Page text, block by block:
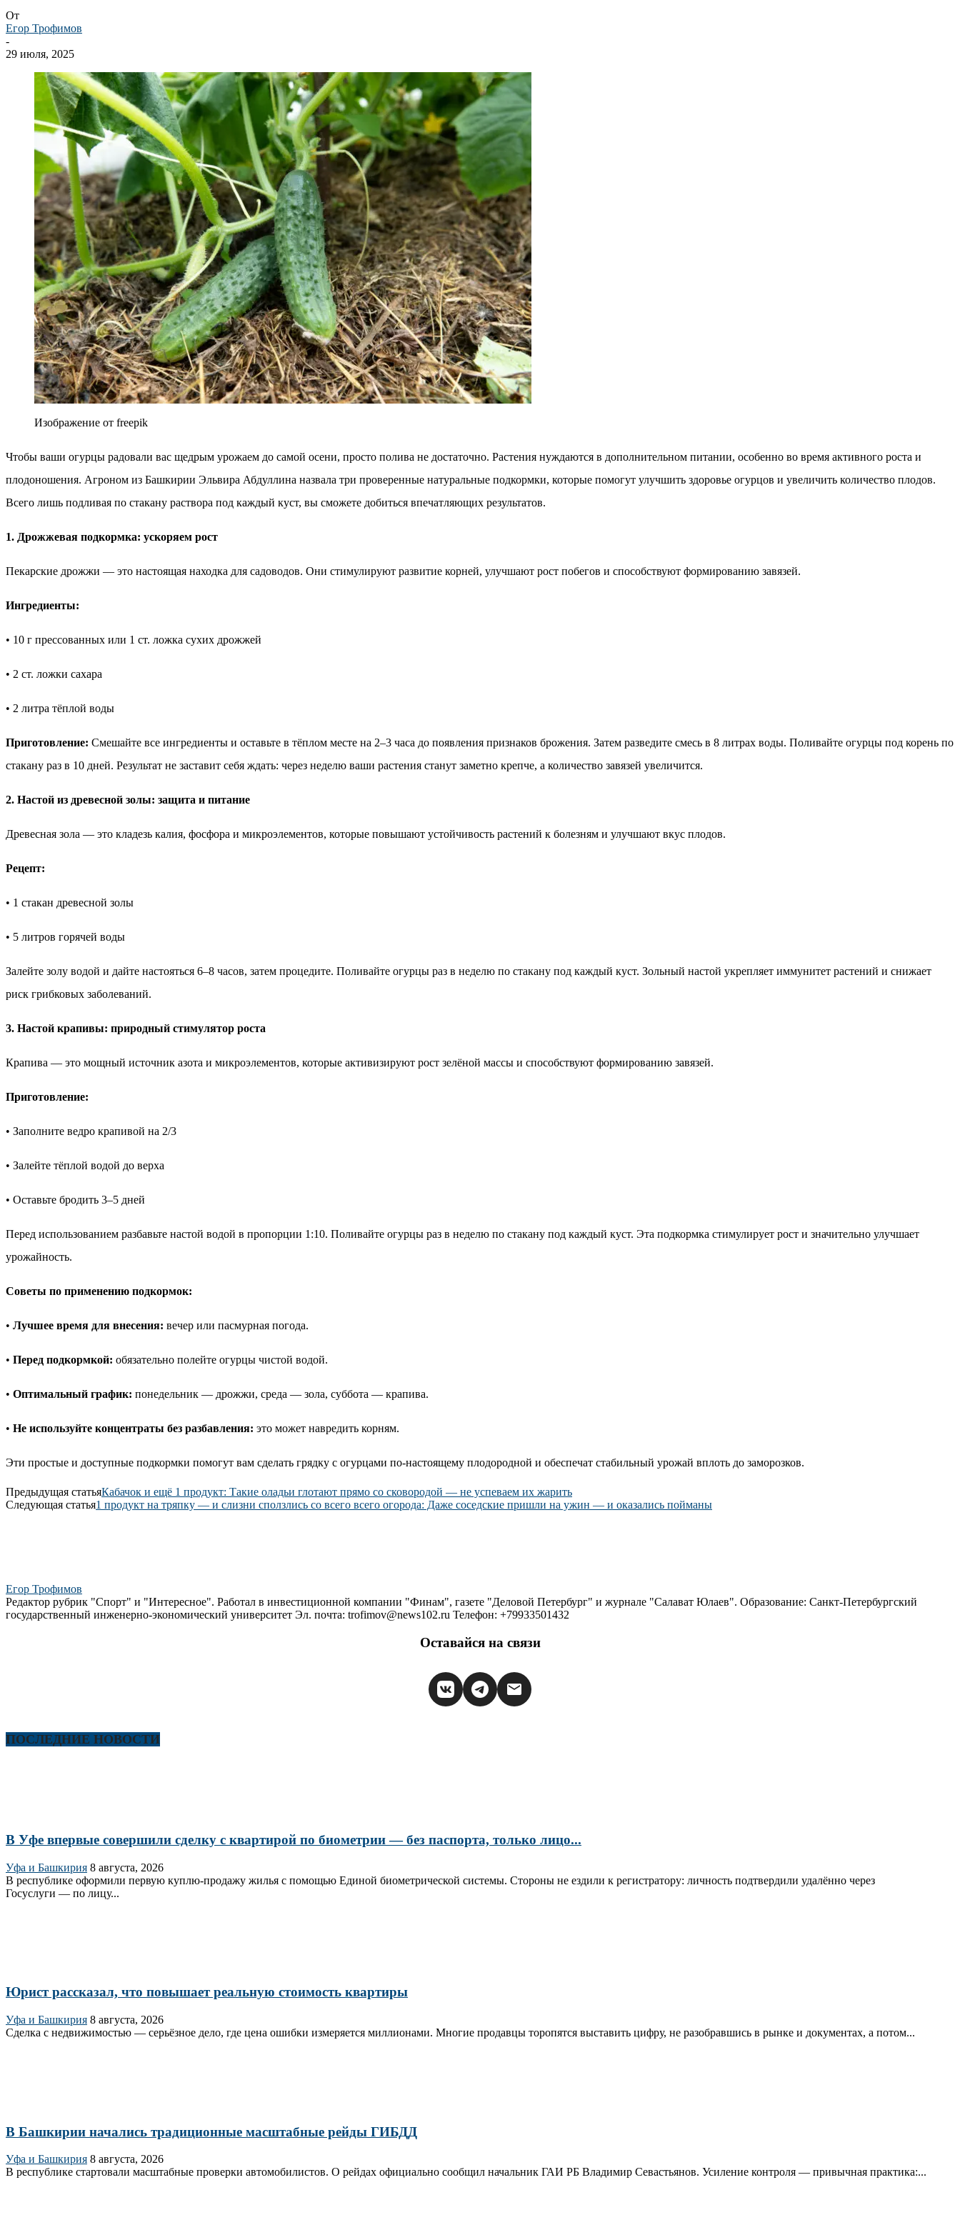
От
Егор Трофимов
-
29 июля, 2025
Изображение от freepik
Чтобы ваши огурцы радовали вас щедрым урожаем до самой осени, просто полива не достаточно. Растения нуждаются в дополнительном питании, особенно во время активного роста и
плодоношения. Агроном из Башкирии Эльвира Абдуллина назвала три проверенные натуральные подкормки, которые помогут улучшить здоровье огурцов и увеличить количество плодов.
Всего лишь подливая по стакану раствора под каждый куст, вы сможете добиться впечатляющих результатов.
1. Дрожжевая подкормка: ускоряем рост
Пекарские дрожжи — это настоящая находка для садоводов. Они стимулируют развитие корней, улучшают рост побегов и способствуют формированию завязей.
Ингредиенты:
• 10 г прессованных или 1 ст. ложка сухих дрожжей
• 2 ст. ложки сахара
• 2 литра тёплой воды
Приготовление: Смешайте все ингредиенты и оставьте в тёплом месте на 2–3 часа до появления признаков брожения. Затем разведите смесь в 8 литрах воды. Поливайте огурцы под корень по
стакану раз в 10 дней. Результат не заставит себя ждать: через неделю ваши растения станут заметно крепче, а количество завязей увеличится.
2. Настой из древесной золы: защита и питание
Древесная зола — это кладезь калия, фосфора и микроэлементов, которые повышают устойчивость растений к болезням и улучшают вкус плодов.
Рецепт:
• 1 стакан древесной золы
• 5 литров горячей воды
Залейте золу водой и дайте настояться 6–8 часов, затем процедите. Поливайте огурцы раз в неделю по стакану под каждый куст. Зольный настой укрепляет иммунитет растений и снижает
риск грибковых заболеваний.
3. Настой крапивы: природный стимулятор роста
Крапива — это мощный источник азота и микроэлементов, которые активизируют рост зелёной массы и способствуют формированию завязей.
Приготовление:
• Заполните ведро крапивой на 2/3
• Залейте тёплой водой до верха
• Оставьте бродить 3–5 дней
Перед использованием разбавьте настой водой в пропорции 1:10. Поливайте огурцы раз в неделю по стакану под каждый куст. Эта подкормка стимулирует рост и значительно улучшает
урожайность.
Советы по применению подкормок:
• Лучшее время для внесения: вечер или пасмурная погода.
• Перед подкормкой: обязательно полейте огурцы чистой водой.
• Оптимальный график: понедельник — дрожжи, среда — зола, суббота — крапива.
• Не используйте концентраты без разбавления: это может навредить корням.
Эти простые и доступные подкормки помогут вам сделать грядку с огурцами по-настоящему плодородной и обеспечат стабильный урожай вплоть до заморозков.
Предыдущая статьяКабачок и ещё 1 продукт: Такие оладьи глотают прямо со сковородой — не успеваем их жарить
Следующая статья1 продукт на тряпку — и слизни сползлись со всего всего огорода: Даже соседские пришли на ужин — и оказались пойманы
Егор Трофимов
Редактор рубрик "Спорт" и "Интересное". Работал в инвестиционной компании "Финам", газете "Деловой Петербург" и журнале "Салават Юлаев". Образование: Санкт-Петербургский
государственный инженерно-экономический университет Эл. почта: trofimov@news102.ru Телефон: +79933501432
Оставайся на связи
ПОСЛЕДНИЕ НОВОСТИ
В Уфе впервые совершили сделку с квартирой по биометрии — без паспорта, только лицо...
Уфа и Башкирия 8 августа, 2026
В республике оформили первую куплю‑продажу жилья с помощью Единой биометрической системы. Стороны не ездили к регистратору: личность подтвердили удалённо через
Госуслуги — по лицу...
Юрист рассказал, что повышает реальную стоимость квартиры
Уфа и Башкирия 8 августа, 2026
Сделка с недвижимостью — серьёзное дело, где цена ошибки измеряется миллионами. Многие продавцы торопятся выставить цифру, не разобравшись в рынке и документах, а потом...
В Башкирии начались традиционные масштабные рейды ГИБДД
Уфа и Башкирия 8 августа, 2026
В республике стартовали масштабные проверки автомобилистов. О рейдах официально сообщил начальник ГАИ РБ Владимир Севастьянов. Усиление контроля — привычная практика:...